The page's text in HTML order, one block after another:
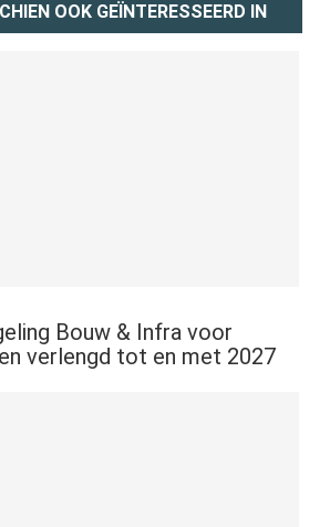
OOK GEÏNTERESSEERD IN
Bouw & Infra voor
verlengd tot en met 2027